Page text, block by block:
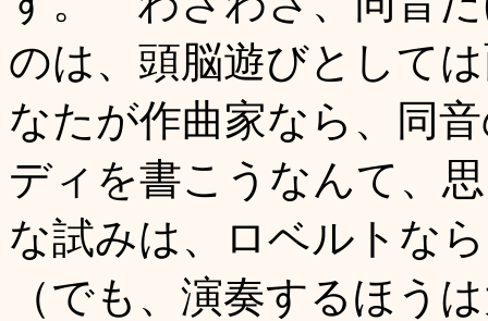
のは、頭脳遊びとして
なたが作曲家なら、同
ディを書こうなんて、
な試みは、ロベルトな
（でも、演奏するほう